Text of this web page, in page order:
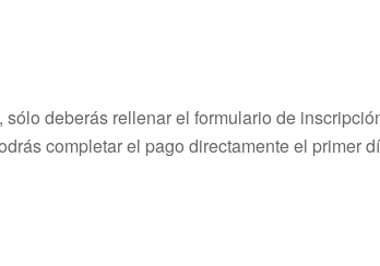
deberás rellenar el formulario de
completar el pago directamente el primer